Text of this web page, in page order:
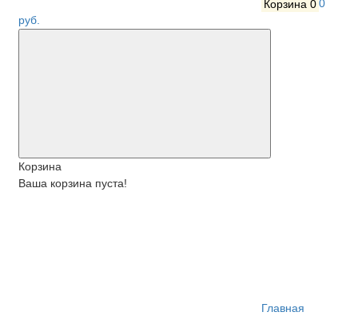
Корзина 00
руб.
Корзина
Ваша корзина пуста!
Главная